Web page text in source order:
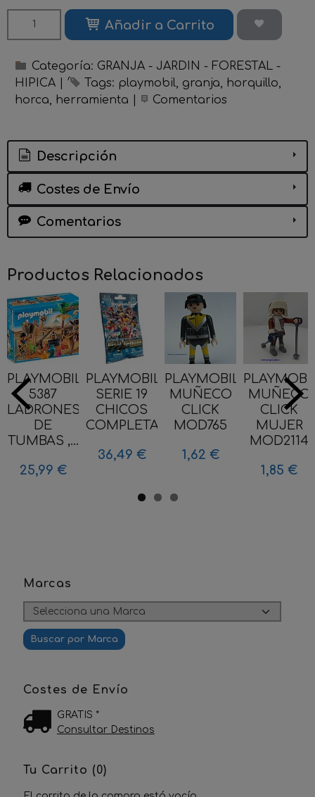
Marcas
Costes de Envío
GRATIS *
Consultar Destinos
Tu Carrito (0)
Añadir a Carrito
Categoría: GRANJA - JARDIN - FORESTAL -
HIPICA
Tags: playmobil granja
horquillo
horca
herramienta Comentarios
Descripción
Costes de Envío
Comentarios
Productos Relacionados
PLAYMOBIL
5387
LADRONES
DE
TUMBAS ,...
25,99 €
PLAYMOBIL
SERIE 19
CHICOS
COMPLETA
36,49 €
PLAYMOBIL
MUÑECO
CLICK
MOD765
1,62 €
MUÑECO
CLICK
MUJER
MOD2114
1,85 €